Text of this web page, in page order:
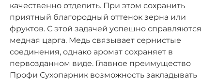
качественно отделить. При этом сохранить
приятный благородный оттенок зерна или
фруктов. С этой задачей успешно справляются
медная царга. Медь связывает сернистые
соединения, однако аромат сохраняет в
первозданном виде. Главное преимущество
Профи Сухопарник возможность закладывать